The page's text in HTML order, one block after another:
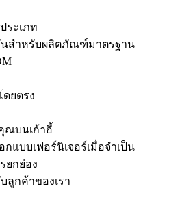
ระเภท
นสำหรับผลิตภัณฑ์มาตรฐาน
ดยตรง
ณบนเก้าอี้
แบบเฟอร์นิเจอร์เมื่อจำเป็น
ยกย่อง
ลูกค้าของเรา